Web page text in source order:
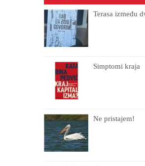
Terasa između
Simptomi kraja
Ne pristajem!